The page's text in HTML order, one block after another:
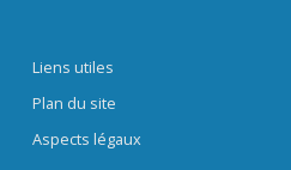
Liens utiles
Plan du site
Aspects légaux